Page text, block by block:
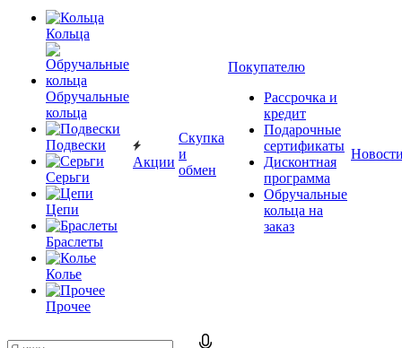
Кольца
Обручальные
кольца
Подвески
Серьги
Цепи
Браслеты
Колье
Прочее
Акции
Скупка
и
обмен
Покупателю
Рассрочка и
кредит
Подарочные
сертификаты
Дисконтная
программа
Обручальные
кольца на
заказ